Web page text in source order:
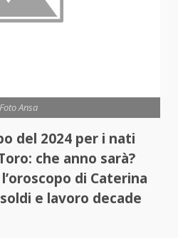
Foto Ansa
del 2024 per i nati
che anno sarà?
di Caterina
e lavoro decade